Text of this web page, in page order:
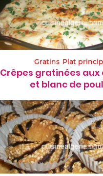
Gratins Plat
Crêpes gratinées aux
et blanc de